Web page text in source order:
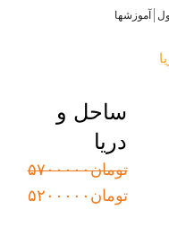
آموزشها
ساحل و
دریا
تومان۵۷۰۰۰۰۰قیمت
اصلی:
تومان۵۲۰۰۰۰۰
قیمت
فعلی: